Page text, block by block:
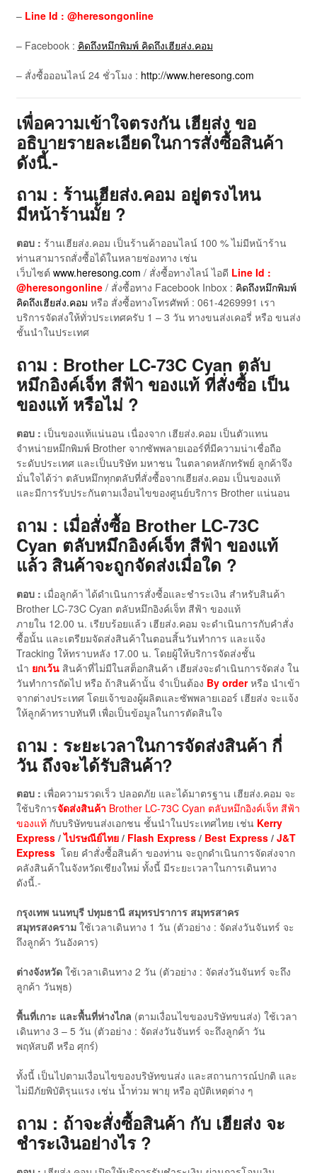
– Line Id : @heresongonline
– Facebook : คิดถึงหมึกพิมพ์ คิดถึงเฮียส่ง.คอม
– สั่งซื้อออนไลน์ 24 ชั่วโมง : http://www.heresong.com
เพื่อความเข้าใจตรงกัน เฮียส่ง ขอ
อธิบายรายละเอียดในการสั่งซื้อสินค้า
ดังนี้.-
ถาม : ร้านเฮียส่ง.คอม อยู่ตรงไหน
มีหน้าร้านมั้ย ?
ตอบ : ร้านเฮียส่ง.คอม เป็นร้านค้าออนไลน์ 100 % ไม่มีหน้าร้าน
ท่านสามารถสั่งซื้อได้ในหลายช่องทาง เช่น
เว็บไซต์ www.heresong.com / สั่งซื้อทางไลน์ ไอดี Line Id :
@heresongonline / สั่งซื้อทาง Facebook Inbox : คิดถึงหมึกพิมพ์
คิดถึงเฮียส่ง.คอม หรือ สั่งซื้อทางโทรศัพท์ : 061-4269991 เรา
บริการจัดส่งให้ทั่วประเทศครับ 1 – 3 วัน ทางขนส่งเคอรี่ หรือ ขนส่ง
ชั้นนำในประเทศ
ถาม : Brother LC-73C Cyan ตลับ
หมึกอิงค์เจ็ท สีฟ้า ของแท้ ที่สั่งซื้อ เป็น
ของแท้ หรือไม่ ?
ตอบ : เป็นของแท้แน่นอน เนื่องจาก เฮียส่ง.คอม เป็นตัวแทน
จำหน่ายหมึกพิมพ์ Brother จากซัพพลายเออร์ที่มีความน่าเชื่อถือ
ระดับประเทศ และเป็นบริษัท มหาชน ในตลาดหลักทรัพย์ ลูกค้าจึง
มั่นใจได้ว่า ตลับหมึกทุกตลับที่สั่งซื้อจากเฮียส่ง.คอม เป็นของแท้
และมีการรับประกันตามเงื่อนไขของศูนย์บริการ Brother แน่นอน
ถาม : เมื่อสั่งซื้อ Brother LC-73C
Cyan ตลับหมึกอิงค์เจ็ท สีฟ้า ของแท้
แล้ว สินค้าจะถูกจัดส่งเมื่อใด ?
ตอบ : เมื่อลูกค้า ได้ดำเนินการสั่งซื้อและชำระเงิน สำหรับสินค้า
Brother LC-73C Cyan ตลับหมึกอิงค์เจ็ท สีฟ้า ของแท้
ภายใน 12.00 น. เรียบร้อยแล้ว เฮียส่ง.คอม จะดำเนินการกับคำสั่ง
ซื้อนั้น และเตรียมจัดส่งสินค้าในตอนสิ้นวันทำการ และแจ้ง
Tracking ให้ทราบหลัง 17.00 น. โดยผู้ให้บริการจัดส่งชั้น
นำ ยกเว้นสินค้าที่ไม่มีในสต็อกสินค้า เฮียส่งจะดำเนินการจัดส่ง ใน
วันทำการถัดไป หรือ ถ้าสินค้านั้น จำเป็นต้อง By orderหรือ นำเข้า
จากต่างประเทศ โดยเจ้าของผู้ผลิตและซัพพลายเออร์ เฮียส่ง จะแจ้ง
ให้ลูกค้าทราบทันที เพื่อเป็นข้อมูลในการตัดสินใจ
ถาม : ระยะเวลาในการจัดส่งสินค้า กี่
วัน ถึงจะได้รับสินค้า?
ตอบ : เพื่อความรวดเร็ว ปลอดภัย และได้มาตรฐาน เฮียส่ง.คอม จะ
ใช้บริการจัดส่งสินค้า Brother LC-73C Cyan ตลับหมึกอิงค์เจ็ท สีฟ้า
ของแท้ กับบริษัทขนส่งเอกชน ชั้นนำในประเทศไทย เช่น Kerry
Express/ไปรษณีย์ไทย/ Flash Express/ Best Express/ J&T
Expressโดย คำสั่งซื้อสินค้า ของท่าน จะถูกดำเนินการจัดส่งจาก
คลังสินค้าในจังหวัดเชียงใหม่ ทั้งนี้ มีระยะเวลาในการเดินทาง
ดังนี้.-
กรุงเทพ นนทบุรี ปทุมธานี สมุทรปราการ สมุทรสาคร
สมุทรสงครามใช้เวลาเดินทาง 1 วัน (ตัวอย่าง : จัดส่งวันจันทร์ จะ
ถึงลูกค้า วันอังคาร)
ต่างจังหวัดใช้เวลาเดินทาง 2 วัน (ตัวอย่าง : จัดส่งวันจันทร์ จะถึง
ลูกค้า วันพุธ)
พื้นที่เกาะ และพื้นที่ห่างไกล (ตามเงื่อนไขของบริษัทขนส่ง) ใช้เวลา
เดินทาง 3 – 5 วัน (ตัวอย่าง : จัดส่งวันจันทร์ จะถึงลูกค้า วัน
พฤหัสบดี หรือ ศุกร์)
ทั้งนี้ เป็นไปตามเงื่อนไขของบริษัทขนส่ง และสถานการณ์ปกติ และ
ไม่มีภัยพิบัติรุนแรง เช่น น้ำท่วม พายุ หรือ อุบัติเหตุต่าง ๆ
ถาม : ถ้าจะสั่งซื้อสินค้า กับ เฮียส่ง จะ
ชำระเงินอย่างไร ?